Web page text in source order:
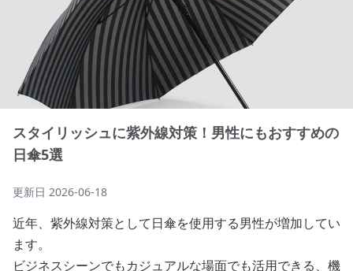
スタイリッシュに紫外線対策！男性にもおすすめの
日傘5選
更新日 2026-06-18
近年、紫外線対策として日傘を使用する男性が増加してい
ます。
ビジネスシーンでもカジュアルな場面でも活用できる、機